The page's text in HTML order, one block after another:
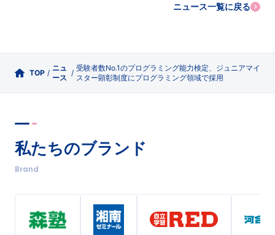
ニュース一覧に戻る
TOP /
ニュ
ース
/
受験者数No.1のプログラミング能力検定、ジュニアマイ
スター顕彰制度にプログラミング領域で採用
私たちのブランド
Brand